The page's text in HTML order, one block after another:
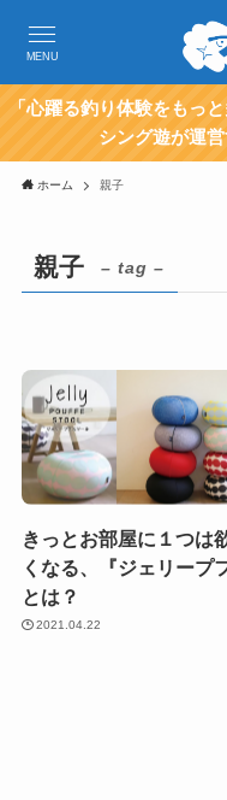
MENU
「心躍る釣り体験をもっ
シング遊が運
ホーム 親子
親子 – tag –
きっとお部屋に１つは
くなる、『ジェリープ
とは？
2021.04.22